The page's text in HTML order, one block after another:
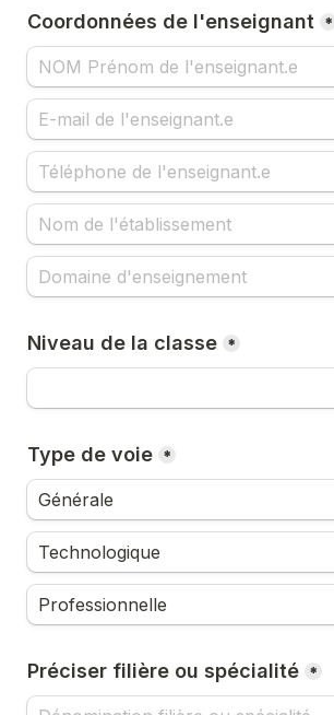
Coordonnées de l'enseignant *
Niveau de la classe *
Type de voie *
Générale
Technologique
Professionnelle
Préciser filière ou spécialité *